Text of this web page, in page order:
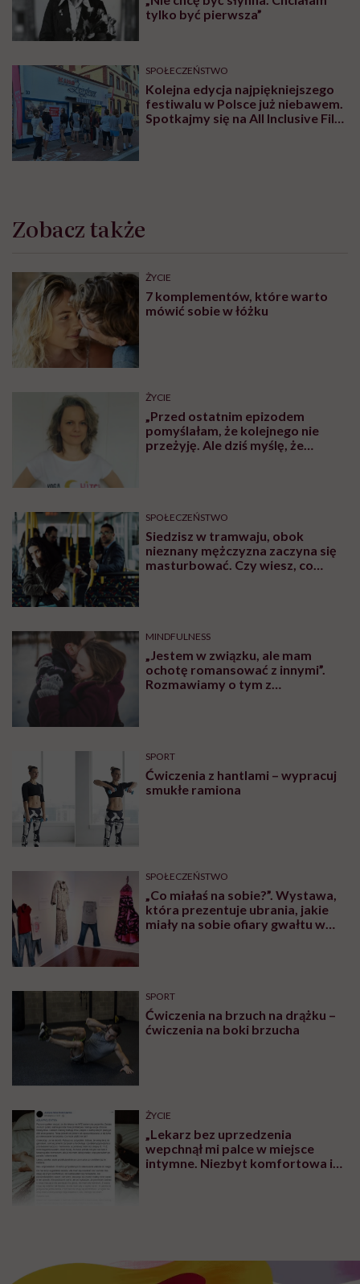
Jacht Kowieskich – Dufour 512 GL o nazwie Donna / Zdjęcie: archiwum
prywatne
Martyna: Proza życia. Choćby butelkomaty (śmiech).
W drodze powrotnej spotkaliśmy w Grecji polskie
załogi i, uwierz mi, to był jeden z pierwszych tematów,
które poruszyliśmy. Mówili: „Zobaczysz, będziesz
stała w kolejce z butelkami”. Myślałam, że żartują.
Śmiałam się, że mam czwórkę dzieci, więc one będą to
robić. I rzeczywiście, młodzi złapali bakcyla.
Szczególnie Maurycy wywęszył w tym biznes.
ten czas nasze miasto Siedlce. Pierwsze kilka naszych
spacerów wyglądało tak, że co chwilę mówiliśmy:
„tego nie było”, „tutaj coś wybudowali”, „tego też nie
kojarzę”.
Dla mnie najbardziej wzruszające było
powitanie. Przyszło tyle osób – znajomi, koleżanki ze
szkoły. To było niesamowite, że przez cały ten czas o
nas pamiętali i śledzili naszą podróż.
Powrót okazał się bardziej wymagający, niż się